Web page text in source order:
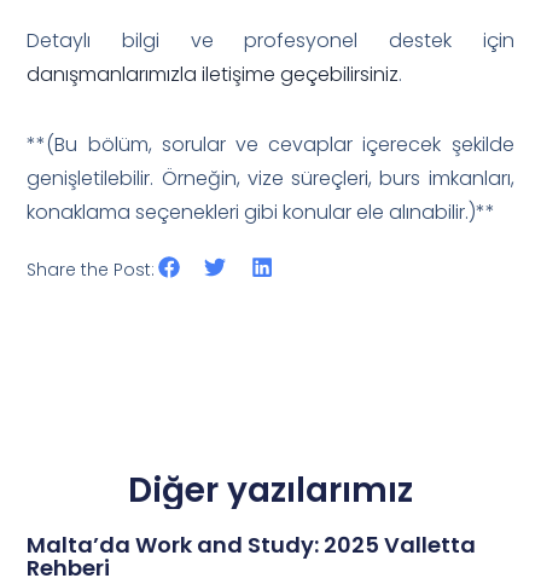
Detaylı bilgi ve profesyonel destek için
danışmanlarımızla iletişime geçebilirsiniz.
**(Bu bölüm, sorular ve cevaplar içerecek şekilde
genişletilebilir. Örneğin, vize süreçleri, burs imkanları,
konaklama seçenekleri gibi konular ele alınabilir.)**
Share the Post:
Diğer yazılarımız
Malta’da Work and Study: 2025 Valletta
Rehberi